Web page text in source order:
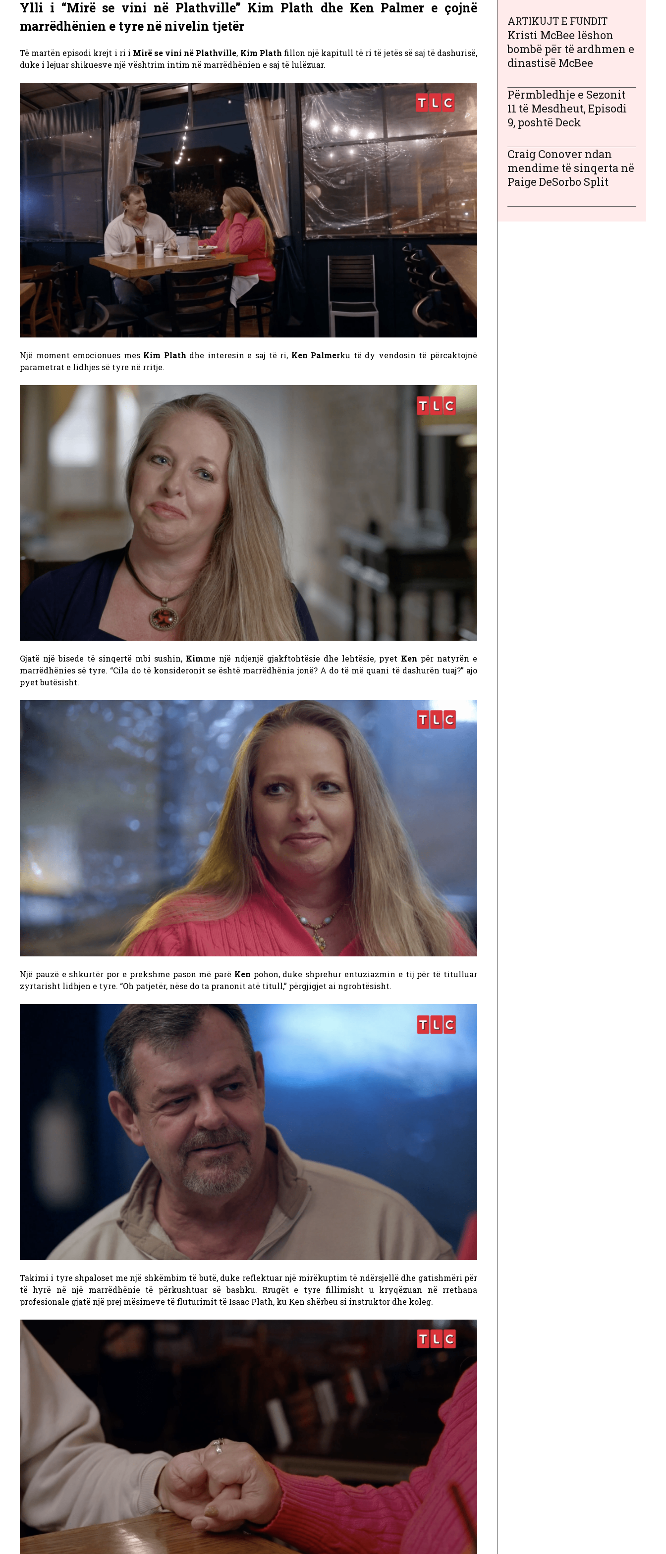
Ylli i “Mirë se vini në Plathville” Kim Plath dhe Ken Palmer e çojnë
marrëdhënien e tyre në nivelin tjetër
Të martën episodi krejt i ri i Mirë se vini në Plathville, Kim Plath fillon një kapitull të ri të jetës së saj të dashurisë,
duke i lejuar shikuesve një vështrim intim në marrëdhënien e saj të lulëzuar.
Një moment emocionues mes Kim Plath dhe interesin e saj të ri, Ken Palmerku të dy vendosin të përcaktojnë
parametrat e lidhjes së tyre në rritje.
Gjatë një bisede të sinqertë mbi sushin, Kimme një ndjenjë gjakftohtësie dhe lehtësie, pyet Ken për natyrën e
marrëdhënies së tyre. “Cila do të konsideronit se është marrëdhënia jonë? A do të më quani të dashurën tuaj?” ajo
pyet butësisht.
Një pauzë e shkurtër por e prekshme pason më parë Ken pohon, duke shprehur entuziazmin e tij për të titulluar
zyrtarisht lidhjen e tyre. “Oh patjetër, nëse do ta pranonit atë titull,” përgjigjet ai ngrohtësisht.
Takimi i tyre shpaloset me një shkëmbim të butë, duke reflektuar një mirëkuptim të ndërsjellë dhe gatishmëri për
të hyrë në një marrëdhënie të përkushtuar së bashku. Rrugët e tyre fillimisht u kryqëzuan në rrethana
profesionale gjatë një prej mësimeve të fluturimit të Isaac Plath, ku Ken shërbeu si instruktor dhe koleg.
ARTIKUJT E FUNDIT
Kristi McBee lëshon
bombë për të ardhmen e
dinastisë McBee
Përmbledhje e Sezonit
11 të Mesdheut, Episodi
9, poshtë Deck
Craig Conover ndan
mendime të sinqerta në
Paige DeSorbo Split